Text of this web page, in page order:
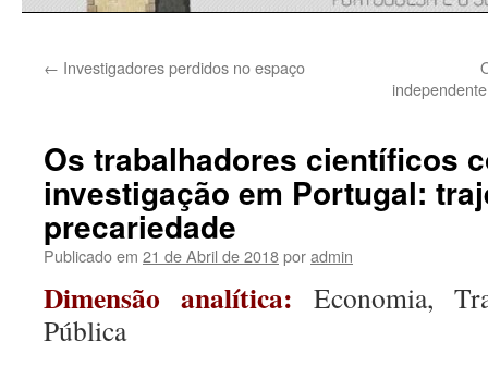
para
conteúdo
← Investigadores perdidos no espaço
Os trabalhadores científicos
investigação em Portugal:
precariedade
Publicado em 21 de Abril de 2018poradmin
Dimensão analítica: Economia,
Pública